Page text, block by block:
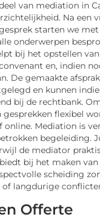
van mediation in
Na een
starten we
onderwerpen
bij het opstellen van
en, indien
De gemaakte
en kunnen
bij de rechtbank.
gesprekken flexibel
online. Mediation is
begeleiding.
de mediator
bij het maken van
scheiding
langdurige
Offerte